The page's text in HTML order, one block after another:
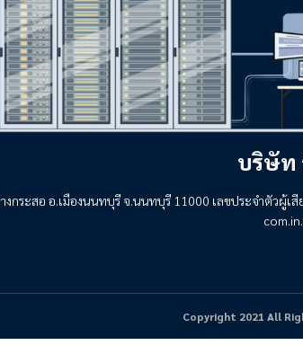
บริษัท
กระสอ อ.เมืองนนทบุรี จ.นนทบุรี 11000 เลขประจำตัวผู้
Copyright 2021 All